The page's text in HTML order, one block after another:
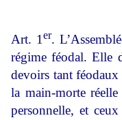
Art. 1er.
régime féodal. Elle
devoirs tant
la main-morte
personnelle, et